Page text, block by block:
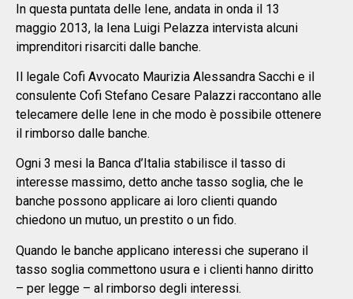
In questa puntata delle Iene, andata in onda il 13
maggio 2013, la Iena Luigi Pelazza intervista alcuni
imprenditori risarciti dalle banche.
Il legale Cofi Avvocato Maurizia Alessandra Sacchi e il
consulente Cofi Stefano Cesare Palazzi raccontano alle
telecamere delle Iene in che modo è possibile ottenere
il rimborso dalle banche.
Ogni 3 mesi la Banca d’Italia stabilisce il tasso di
interesse massimo, detto anche tasso soglia, che le
banche possono applicare ai loro clienti quando
chiedono un mutuo, un prestito o un fido.
Quando le banche applicano interessi che superano il
tasso soglia commettono usura e i clienti hanno diritto
– per legge – al rimborso degli interessi.